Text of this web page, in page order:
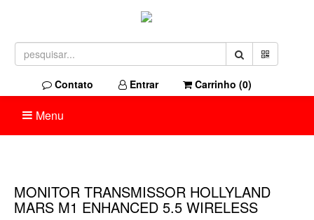
Contato Entrar Carrinho (0)
Menu
MONITOR TRANSMISSOR HOLLYLAND
MARS M1 ENHANCED 5.5 WIRELESS